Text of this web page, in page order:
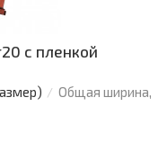
с пленкой
Общая ширина,